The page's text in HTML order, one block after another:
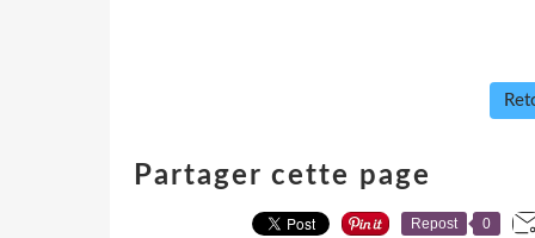
Partager cette page
Repost 0